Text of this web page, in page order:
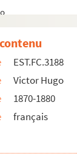
- Allégorie
EST.FC.3188
Victor Hugo
1870-1880
français